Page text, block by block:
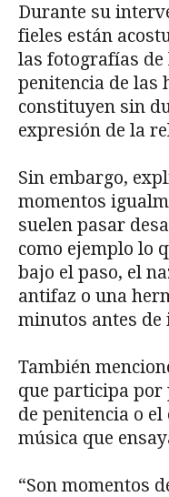
Durante su
fieles están
las fotografías de
penitencia de las
constituyen sin
expresión de la
Sin embargo,
momentos
suelen pasar
como ejemplo lo
bajo el paso, el
antifaz o una
minutos antes
También
que participa por
de penitencia o
música que
“Son momentos